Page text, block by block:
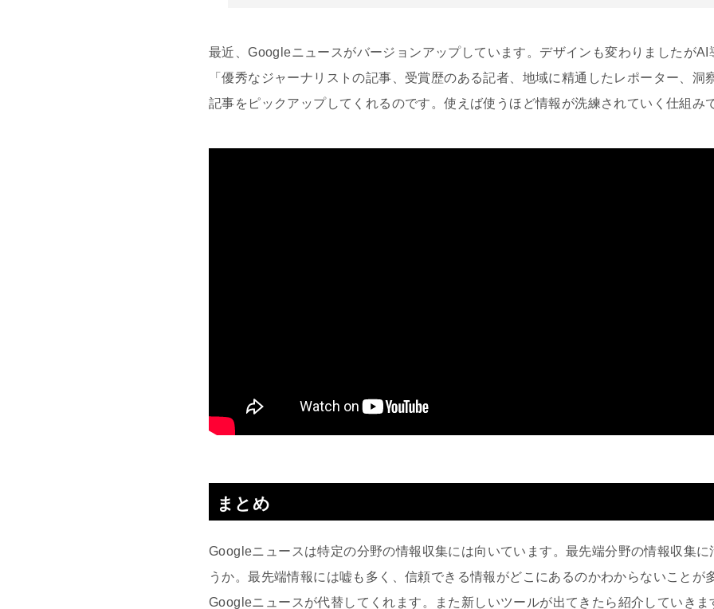
最近、Googleニュースがバージョンアップしています。デザインも変わりましたが
「優秀なジャーナリストの記事、受賞歴のある記者、地域に精通したレポーター、洞
記事をピックアップしてくれるのです。使えば使うほど情報が洗練されていく仕組み
まとめ
Googleニュースは特定の分野の情報収集には向いています。最先端分野の情報収集
うか。最先端情報には嘘も多く、信頼できる情報がどこにあるのかわからないことが
Googleニュースが代替してくれます。また新しいツールが出てきたら紹介していきま